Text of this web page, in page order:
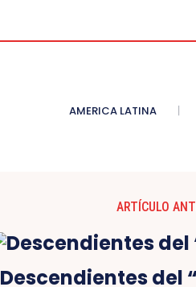
AMERICA LATINA
ARTÍCULO
Descendientes del